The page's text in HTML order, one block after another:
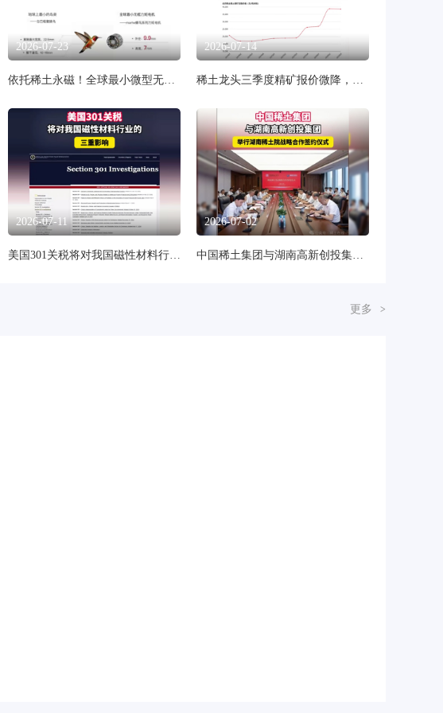
2026-07-23
依托稀土永磁！全球最小微型无框力矩电机正式发布
2026-07-14
稀土龙头三季度精矿报价微降，终结七连涨
2026-07-11
美国301关税将对我国磁性材料行业的三重影响
2026-07-02
中国稀土集团与湖南高新创投集团举行湖南稀土院战略合作签约仪式
更多 >